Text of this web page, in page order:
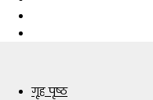
गृह पृष्ठ